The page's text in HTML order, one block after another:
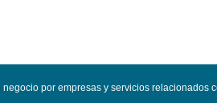
negocio por empresas y servicios relacionados